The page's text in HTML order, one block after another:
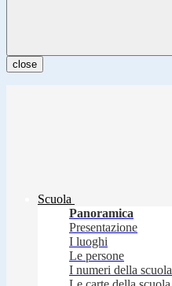
close
Scuola
Panoramica
Presentazione
I luoghi
Le persone
I numeri della scuola